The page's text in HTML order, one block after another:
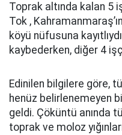
Toprak altında kalan 5
Tok ,
köyü nüfusuna
kaybederken, diğer 4
Edinilen bilgilere göre,
henüz belirlenemeyen
geldi. Çöküntü anında
toprak ve moloz